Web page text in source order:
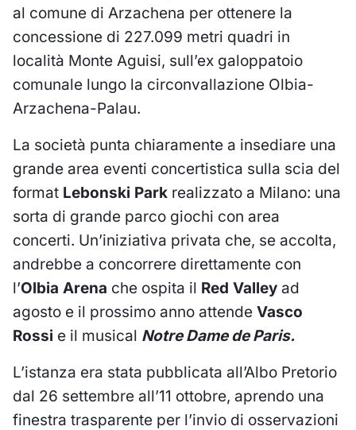
al comune di Arzachena per ottenere la
concessione di 227.099 metri quadri in
località Monte Aguisi, sull’ex galoppatoio
comunale lungo la circonvallazione Olbia-
Arzachena-Palau.
La società punta chiaramente a insediare una
grande area eventi concertistica sulla scia del
format Lebonski Park realizzato a Milano: una
sorta di grande parco giochi con area
concerti. Un’iniziativa privata che, se accolta,
andrebbe a concorrere direttamente con
l’Olbia Arena che ospita il Red Valley ad
agosto e il prossimo anno attende Vasco
Rossi e il musical Notre Dame de Paris.
L’istanza era stata pubblicata all’Albo Pretorio
dal 26 settembre all’11 ottobre, aprendo una
finestra trasparente per l’invio di osservazioni